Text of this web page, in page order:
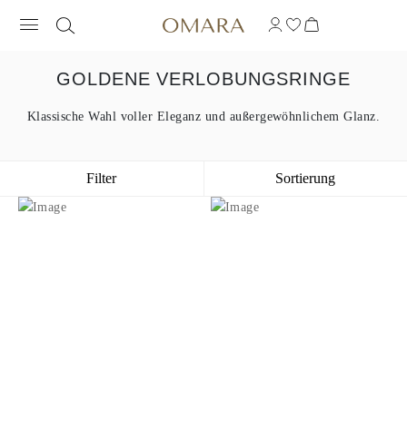
GOLDENE VERLOBUNGSRINGE
Klassische Wahl voller Eleganz und außergewöhnlichem Glanz.
Filter Sortierung